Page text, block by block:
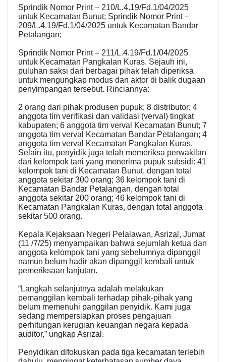
Sprindik Nomor Print – 210/L.4.19/Fd.1/04/2025
untuk Kecamatan Bunut; Sprindik Nomor Print –
209/L.4.19/Fd.1/04/2025 untuk Kecamatan Bandar
Petalangan;
Sprindik Nomor Print – 211/L.4.19/Fd.1/04/2025
untuk Kecamatan Pangkalan Kuras. Sejauh ini,
puluhan saksi dari berbagai pihak telah diperiksa
untuk mengungkap modus dan aktor di balik dugaan
penyimpangan tersebut. Rinciannya:
2 orang dari pihak produsen pupuk; 8 distributor; 4
anggota tim verifikasi dan validasi (verval) tingkat
kabupaten; 6 anggota tim verval Kecamatan Bunut; 7
anggota tim verval Kecamatan Bandar Petalangan; 4
anggota tim verval Kecamatan Pangkalan Kuras.
Selain itu, penyidik juga telah memeriksa perwakilan
dari kelompok tani yang menerima pupuk subsidi: 41
kelompok tani di Kecamatan Bunut, dengan total
anggota sekitar 300 orang; 36 kelompok tani di
Kecamatan Bandar Petalangan, dengan total
anggota sekitar 200 orang; 46 kelompok tani di
Kecamatan Pangkalan Kuras, dengan total anggota
sekitar 500 orang.
Kepala Kejaksaan Negeri Pelalawan, Asrizal, Jumat
(11 /7/25) menyampaikan bahwa sejumlah ketua dan
anggota kelompok tani yang sebelumnya dipanggil
namun belum hadir akan dipanggil kembali untuk
pemeriksaan lanjutan.
“Langkah selanjutnya adalah melakukan
pemanggilan kembali terhadap pihak-pihak yang
belum memenuhi panggilan penyidik. Kami juga
sedang mempersiapkan proses pengajuan
perhitungan kerugian keuangan negara kepada
auditor,” ungkap Asrizal.
Penyidikan difokuskan pada tiga kecamatan terlebih